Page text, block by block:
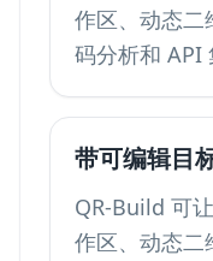
作区、动态二
码分析和 API
带可编辑目
QR-Build 可
作区、动态二